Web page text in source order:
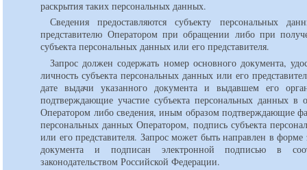
раскрытия таких персональных данных.
Сведения предоставляются субъекту персональных
представителю Оператором при обращении либо при
субъекта персональных данных или его представителя.
Запрос должен содержать номер основного документа,
личность субъекта персональных данных или его
дате выдачи указанного документа и выдавшем его
подтверждающие участие субъекта персональных данных в
Оператором либо сведения, иным образом подтверждающие
персональных данных Оператором, подпись субъекта
или его представителя. Запрос может быть направлен в форме
документа и подписан электронной подписью в
законодательством Российской Федерации.